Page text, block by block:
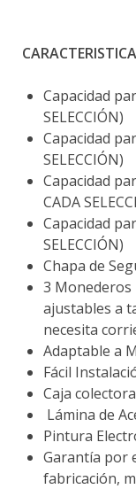
Capacidad
SELECCIÓN)
Capacidad
SELECCIÓN)
Capacidad
CADA
Capacidad
SELECCIÓN)
Chapa de
3 Monederos
ajustables a
necesita
Adaptable a
Fácil
Caja
Lámina de
Pintura
Garantía por
fabricación,